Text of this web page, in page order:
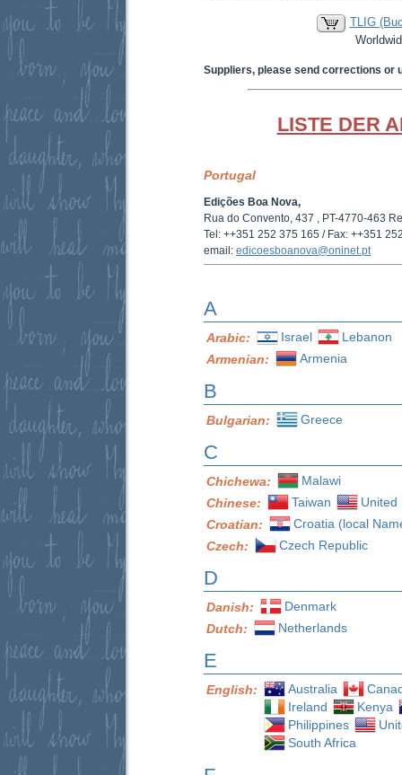
TLIG
Suppliers, please send corrections or
LISTE DER
Portugal
Edições Boa Nova,
Rua do Convento, 437 , PT-4770-463
Tel: ++351 252 375 165 / Fax: ++351
email: edicoesboanova@oninet.pt
A
Arabic: Israel
Lebanon
Armenian:
Armenia
B
Bulgarian: Greece
C
Chichewa:
Malawi
Chinese:
Taiwan
United
Croatian:
Croatia (local
Czech:
Czech Republic
D
Danish:
Denmark
Dutch:
Netherlands
E
English: Australia
Ireland
Kenya
Philippines
South Africa